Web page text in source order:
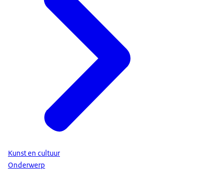
Kunst en cultuur
Onderwerp